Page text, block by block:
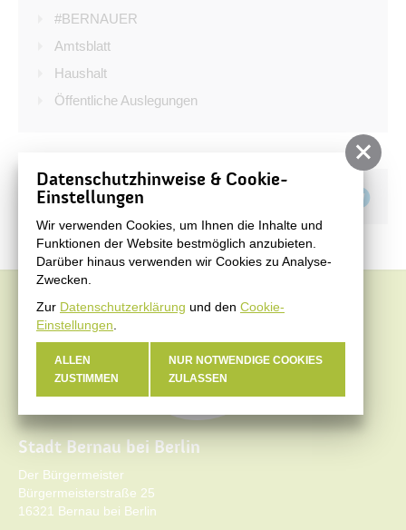
Bürgerservice
Bürgerinformation
Stadtverwaltung
#BERNAUER
Amtsblatt
Haushalt
Öffentliche Auslegungen
Teilen auf
Stadt Bernau bei Berlin
Der Bürgermeister
Bürgermeisterstraße 25
16321 Bernau bei Berlin
Datenschutzhinweise & Cookie-
Einstellungen
Wir verwenden Cookies, um Ihnen die Inhalte und
Funktionen der Website bestmöglich anzubieten.
Darüber hinaus verwenden wir Cookies zu Analyse-
Zwecken.
Zur Datenschutzerklärung und den Cookie-
Einstellungen
ALLEN
ZUSTIMMEN
NUR NOTWENDIGE COOKIES
ZULASSEN